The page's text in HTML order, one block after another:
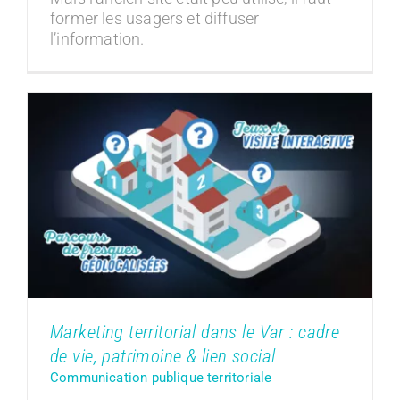
former les usagers et diffuser
l’information.
Marketing territorial dans le Var :
cadre de vie, patrimoine & lien social
Communication publique territoriale
Marketing territorial dans le Var : cadre
de vie, patrimoine & lien social
Communication publique territoriale